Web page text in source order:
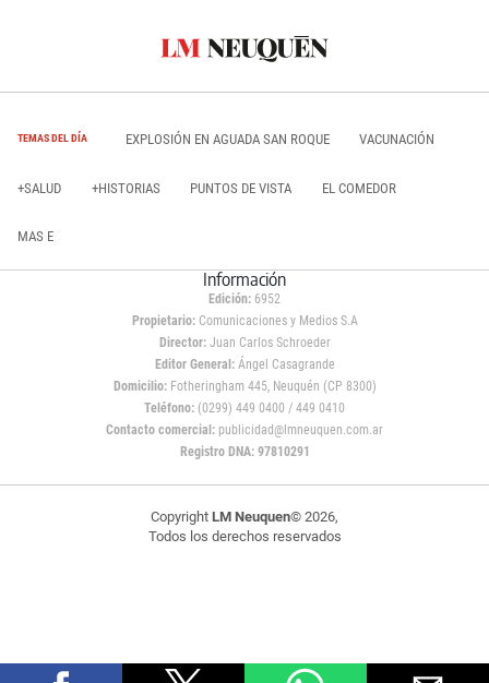
TEMAS DEL DÍA EXPLOSIÓN EN AGUADA SAN ROQUE VACUNACIÓN
+SALUD +HISTORIAS PUNTOS DE VISTA EL COMEDOR
MAS E
Información
Edición: 6952
Propietario:Comunicaciones y Medios S.A
Director: Juan Carlos Schroeder
Editor General:Ángel Casagrande
Domicilio:Fotheringham 445, Neuquén (CP 8300)
Teléfono: (0299) 449 0400 / 449 0410
Contacto comercial: publicidad@lmneuquen.com.ar
Registro DNA: 97810291
Copyright LM Neuquen© 2026,
Todos los derechos reservados